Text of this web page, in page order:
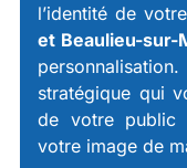
l’identité de
et Beaulieu-sur-
stratégique qui
de votre public
votre image de